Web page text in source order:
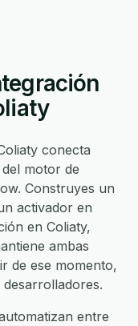
conecta
motor de
Construyes un
activador en
en Coliaty,
ambas
de ese momento,
entre